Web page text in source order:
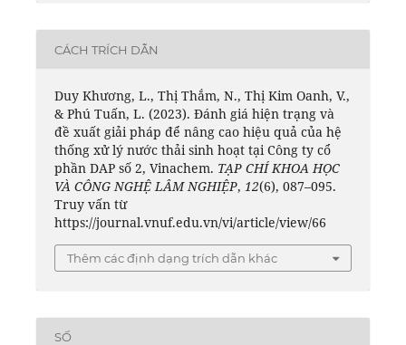
CÁCH TRÍCH DẪN
Duy Khương, L., Thị Thắm, N., Thị Kim Oanh, V.,
& Phú Tuấn, L. (2023). Đánh giá hiện trạng và
đề xuất giải pháp để nâng cao hiệu quả của hệ
thống xử lý nước thải sinh hoạt tại Công ty cổ
phần DAP số 2, Vinachem. TẠP CHÍ KHOA HỌC
VÀ CÔNG NGHỆ LÂM NGHIỆP, 12(6), 087–095.
Truy vấn từ
https://journal.vnuf.edu.vn/vi/article/view/66
Thêm các định dạng trích dẫn khác
SỐ